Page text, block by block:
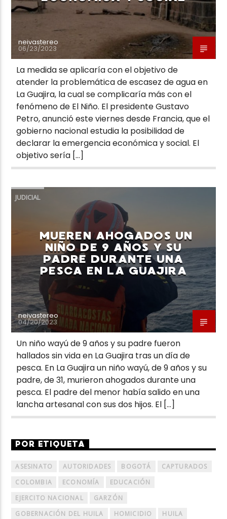
neivastereo
06/23/2023
La medida se aplicaría con el objetivo de
atender la problemática de escasez de agua en
La Guajira, la cual se complicaría más con el
fenómeno de El Niño. El presidente Gustavo
Petro, anunció este viernes desde Francia, que el
gobierno nacional estudia la posibilidad de
declarar la emergencia económica y social. El
objetivo sería […]
JUDICIAL
MUEREN AHOGADOS UN
NIÑO DE 9 AÑOS Y SU
PADRE DURANTE UNA
PESCA EN LA GUAJIRA
neivastereo
04/20/2023
Un niño wayú de 9 años y su padre fueron
hallados sin vida en La Guajira tras un día de
pesca. En La Guajira un niño wayú, de 9 años y su
padre, de 31, murieron ahogados durante una
pesca. El padre del menor había salido en una
lancha artesanal con sus dos hijos. El […]
POR ETIQUETA
ASESINATO AUTORIDADES BOGOTÁ
CAPTURADOS
COLOMBIA
ECONOMÍA
EDUCACIÓN
EJERCITO NACIONAL
GARZÓN
GOBERNACIÓN DEL HUILA
HOMICIDIO
HUILA